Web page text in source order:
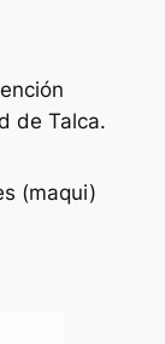
de Talca.
(maqui)